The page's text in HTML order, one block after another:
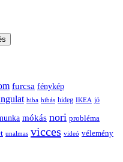
furcsa fénykép
hiba hibás hideg IKEA jó
mókás nori probléma
unalmas vicces videó vélemény